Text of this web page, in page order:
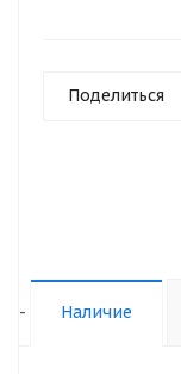
Поделиться
- Наличие